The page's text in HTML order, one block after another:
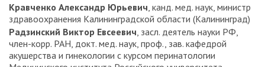
Кравченко Александр Юрьевич , канд. мед. наук, министр
здравоохранения Калининградской области (Калининград)
Радзинский Виктор Евсеевич , засл. деятель науки РФ,
член-корр. РАН, докт. мед. наук, проф., зав. кафедрой
акушерства и гинекологии с курсом перинатологии